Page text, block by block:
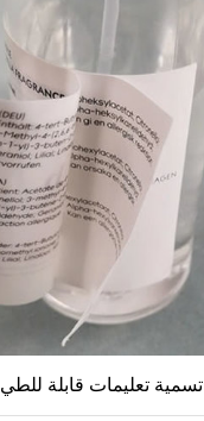
تسمية تعليمات قابلة للطي